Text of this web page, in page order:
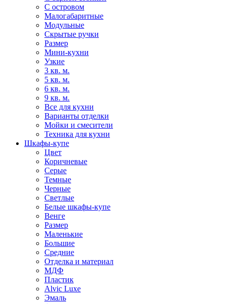
С островом
Малогабаритные
Модульные
Скрытые ручки
Размер
Мини-кухни
Узкие
3 кв. м.
5 кв. м.
6 кв. м.
9 кв. м.
Все для кухни
Варианты отделки
Мойки и смесители
Техника для кухни
Шкафы-купе
Цвет
Коричневые
Серые
Темные
Черные
Светлые
Белые шкафы-купе
Венге
Размер
Маленькие
Большие
Средние
Отделка и материал
МДФ
Пластик
Alvic Luxe
Эмаль